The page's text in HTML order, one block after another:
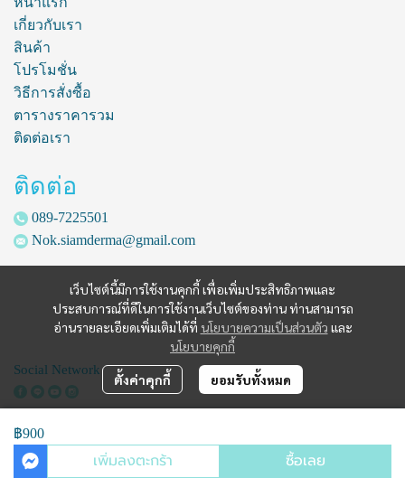
฿900
เพิ่มลงตะกร้า ซื้อเลย
เว็บไซต์นี้มีการใช้งานคุกกี้ เพื่อเพิ่มประสิทธิภาพและ
ประสบการณ์ที่ดีในการใช้งานเว็บไซต์ของท่าน ท่านสามารถ
อ่านรายละเอียดเพิ่มเติมได้ที่ นโยบายความเป็นส่วนตัว และ
นโยบายคุกกี้
ตั้งค่าคุกกี้ ยอมรับทั้งหมด
เกี่ยวกับเรา
สินค้า
โปรโมชั่น
วิธีการสั่งซื้อ
ตารางราคารวม
ติดต่อเรา
ติดต่อ
089-7225501
Nok.siamderma@gmail.com
Social Network
Copyright | All Rights Reserved | Powered by siamderma.com